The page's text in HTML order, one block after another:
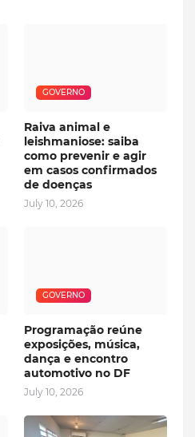
GOVERNO
Raiva animal e
leishmaniose: saiba
como prevenir e agir
em casos confirmados
de doenças
July 10, 2026
GOVERNO
Programação reúne
exposições, música,
dança e encontro
automotivo no DF
July 10, 2026